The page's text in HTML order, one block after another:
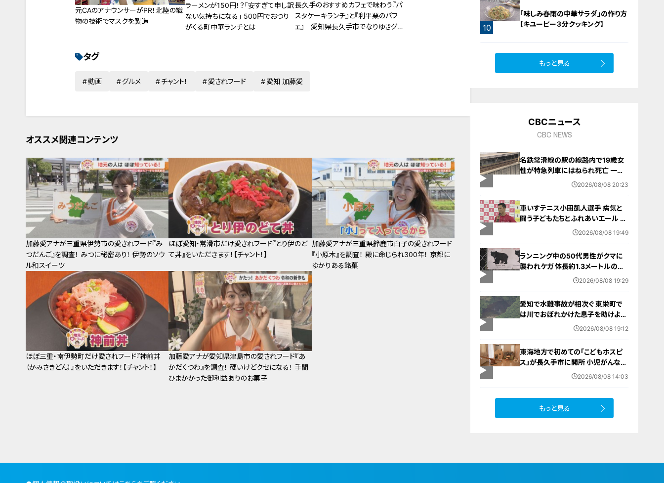
元CAのアナウンサーがPR！北陸の織
物の技術でマスクを製造
ラーメンが150円！？「安すぎて申し訳
ない気持ちになる」 500円でおつり
がくる町中華ランチとは
長久手のおすすめカフェで味わう『パ
スタケーキランチ』と『利平栗のパフ
ェ』 愛知県長久手市でなりゆきグル
タグ
動画 グルメ チャント！ 愛されフード 愛知 加藤愛
オススメ関連コンテンツ
加藤愛アナが三重県伊勢市の愛されフード『み
つだんご』を調査！ みつに秘密あり！ 伊勢のソウ
ル和スイーツ
ほぼ愛知・常滑市だけ愛されフード『とり伊のど
て丼』をいただきます！【チャント！】
加藤愛アナが三重県鈴鹿市白子の愛されフード
『小原木』を調査！ 殿に命じられ300年！ 京都に
ゆかりある銘菓
ほぼ三重・南伊勢町だけ愛されフード『神前丼
（かみさきどん）』をいただきます！【チャント！】
加藤愛アナが愛知県津島市の愛されフード『あ
かだくつわ』を調査！ 硬いけどクセになる！ 手間
ひまかかった御利益ありのお菓子
10
「味しみ春雨の中華サラダ」の作り方
【キユーピー３分クッキング】
もっと見る
CBCニュース
CBC NEWS
名鉄常滑線の駅の線路内で19歳女
性が特急列車にはねられ死亡 一部
区間で一時運転見合わせに お盆休
2026/08/08 20:23
車いすテニス小田凱人選手 病気と
闘う子どもたちとふれあいエール ス
ポーツの楽しさ伝える 名古屋・緑区
2026/08/08 19:49
ランニング中の50代男性がクマに
襲われケガ 体長約1.3メートルのツ
キノワグマに腕や足をかまれる 「つ
岐阜・高山市
2026/08/08 19:29
愛知で水難事故が相次ぐ 東栄町で
は川でおぼれかけた息子を助けよう
とし父親が心肺停止の状態で搬送
2026/08/08 19:12
東海地方で初めての「こどもホスピ
ス」が長久手市に開所 小児がんなど
重い病気の子どもと家族を支える施
2026/08/08 14:03
もっと見る